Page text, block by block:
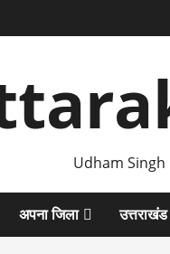
Udham
अपना जिला